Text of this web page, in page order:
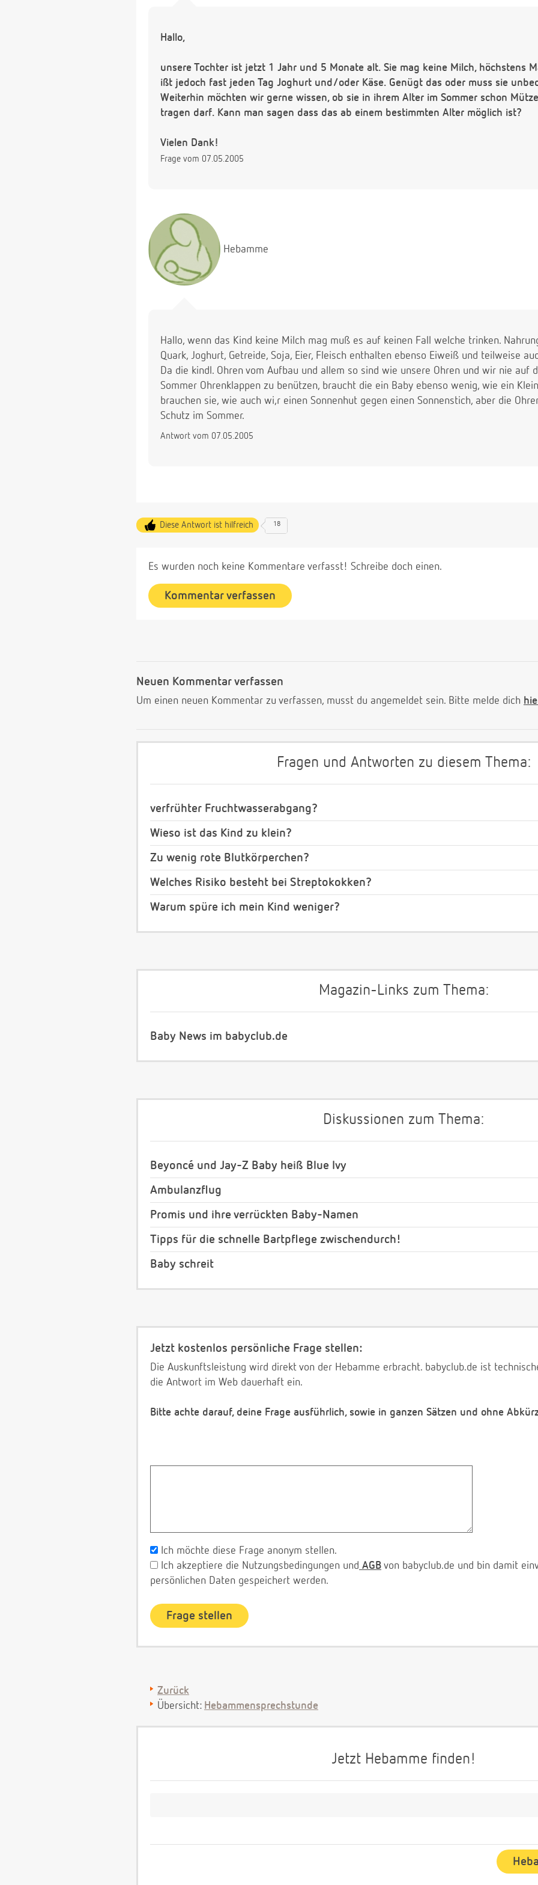
Hallo,
unsere Tochter ist jetzt 1 Jahr und 5 Monate alt. Sie mag keine Milch, höchstens
ißt jedoch fast jeden Tag Joghurt und/oder Käse. Genügt das oder muss sie
Weiterhin möchten wir gerne wissen, ob sie in ihrem Alter im Sommer schon
tragen darf. Kann man sagen dass das ab einem bestimmten Alter möglich ist?
Vielen Dank!
Frage vom 07.05.2005
Hebamme
Hallo, wenn das Kind keine Milch mag muß es auf keinen Fall welche trinken.
Quark, Joghurt, Getreide, Soja, Eier, Fleisch enthalten ebenso Eiweiß und teilweise
Da die kindl. Ohren vom Aufbau und allem so sind wie unsere Ohren und wir nie auf
Sommer Ohrenklappen zu benützen, braucht die ein Baby ebenso wenig, wie ein
brauchen sie, wie auch wi,r einen Sonnenhut gegen einen Sonnenstich, aber die
Schutz im Sommer.
Antwort vom 07.05.2005
Diese Antwort ist hilfreich 18
Es wurden noch keine Kommentare verfasst! Schreibe doch einen.
Kommentar verfassen
Neuen Kommentar verfassen
Um einen neuen Kommentar zu verfassen, musst du angemeldet sein. Bitte melde dich
Fragen und Antworten zu diesem Thema:
verfrühter Fruchtwasserabgang?
Wieso ist das Kind zu klein?
Zu wenig rote Blutkörperchen?
Welches Risiko besteht bei Streptokokken?
Warum spüre ich mein Kind weniger?
Magazin-Links zum Thema:
Baby News im babyclub.de
Diskussionen zum Thema:
Beyoncé und Jay-Z Baby heiß Blue Ivy
Ambulanzflug
Promis und ihre verrückten Baby-Namen
Tipps für die schnelle Bartpflege zwischendurch!
Baby schreit
Jetzt kostenlos persönliche Frage stellen:
Die Auskunftsleistung wird direkt von der Hebamme erbracht. babyclub.de ist
die Antwort im Web dauerhaft ein.
Bitte achte darauf, deine Frage ausführlich, sowie in ganzen Sätzen und ohne
Ich möchte diese Frage anonym stellen.
Ich akzeptiere die Nutzungsbedingungen und AGB von babyclub.de und bin damit
persönlichen Daten gespeichert werden.
Zurück
Übersicht: Hebammensprechstunde
Jetzt Hebamme finden!